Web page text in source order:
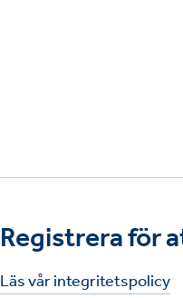
Registrera för
Läs vår integritetspolicy